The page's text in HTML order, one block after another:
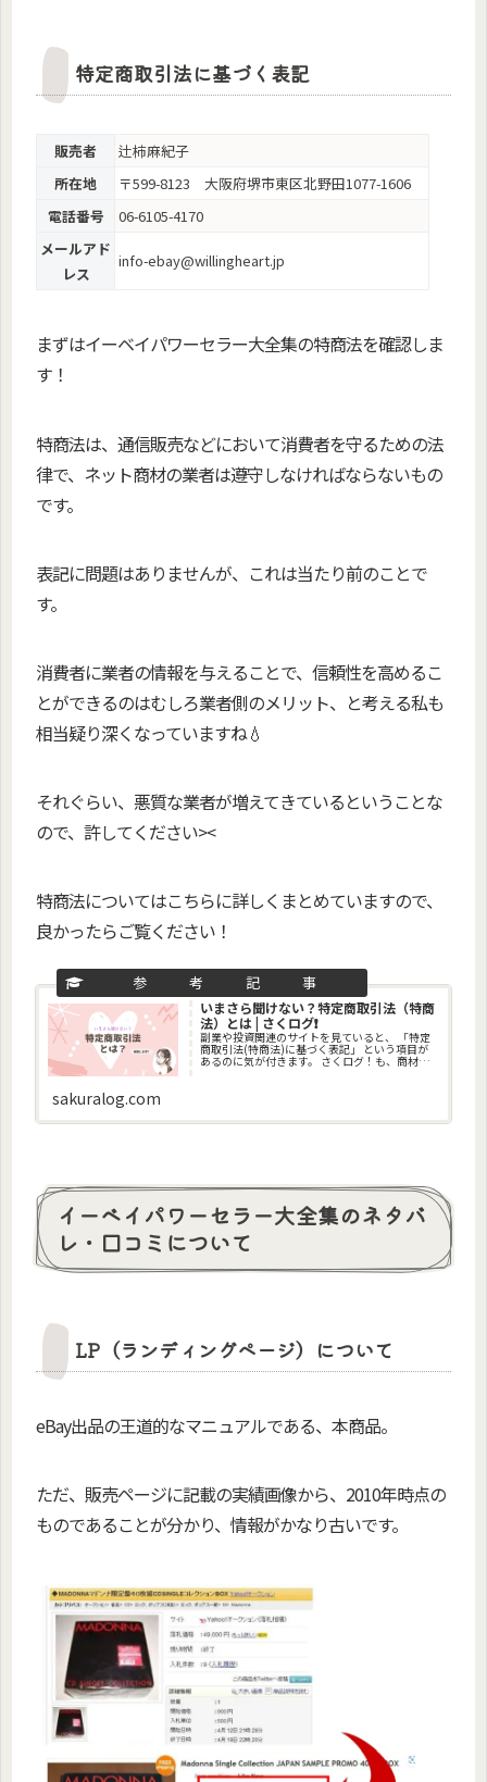
特定商取引法に基づく表記
販売者
辻柿麻紀子
所在地
〒599-8123 大阪府堺市東区北野田1077-1606
電話番号
06-6105-4170
メールアド
レス
info-ebay@willingheart.jp
まずはイーベイパワーセラー大全集の特商法を確認しま
す！
特商法は、通信販売などにおいて消費者を守るための法
律で、ネット商材の業者は遵守しなければならないもの
です。
表記に問題はありませんが、これは当たり前のことで
す。
消費者に業者の情報を与えることで、信頼性を高めるこ
とができるのはむしろ業者側のメリット、と考える私も
相当疑り深くなっていますね💧
それぐらい、悪質な業者が増えてきているということな
ので、許してください><
特商法についてはこちらに詳しくまとめていますので、
良かったらご覧ください！
いまさら聞けない？特定商取引法（特商
法）とは | さくログ❗
副業や投資関連のサイトを見ていると、 「特定
商取引法(特商法)に基づく表記」 という項目が
あるのに気が付きます。 さくログ！も、商材を
sakuralog.com
イーベイパワーセラー大全集のネタバ
レ・口コミについて
LP（ランディングページ）について
eBay出品の王道的なマニュアルである、本商品。
ただ、販売ページに記載の実績画像から、2010年時点の
ものであることが分かり、情報がかなり古いです。